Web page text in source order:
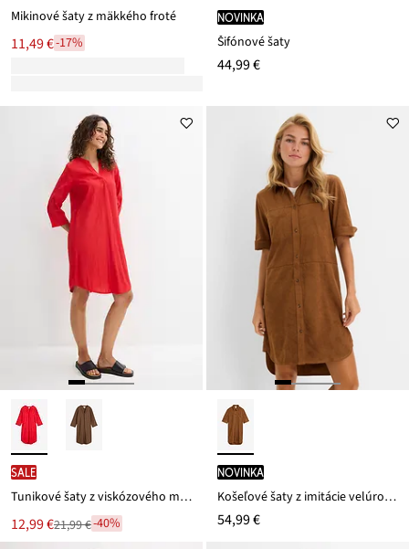
Mikinové šaty z mäkkého froté
11,49 €-17%
novinka
Šifónové šaty
44,99 €
SALE
Tunikové šaty z viskózového mixu so štuktúrovaným efektom
Nová
cena
12,99 €
Zľava 21,99 €-40%
novinka
Košeľové šaty z imitácie velúrovej kože
54,99 €